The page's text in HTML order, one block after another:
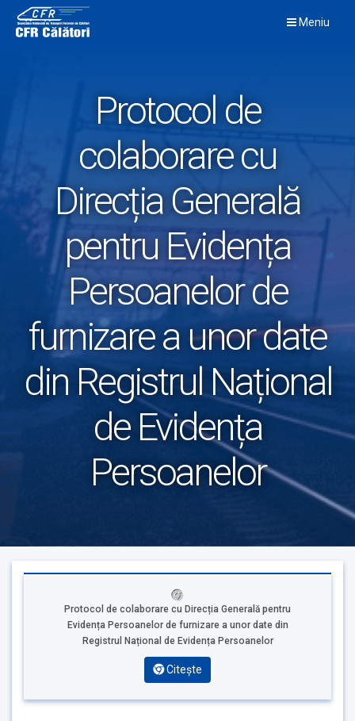
content
Meniu
Protocol de
colaborare cu
Direcția Generală
pentru Evidența
Persoanelor de
furnizare a unor date
din Registrul Național
de Evidența
Persoanelor
Protocol de colaborare cu Direcția Generală pentru
Evidența Persoanelor de furnizare a unor date din
Registrul Național de Evidența Persoanelor
Citește